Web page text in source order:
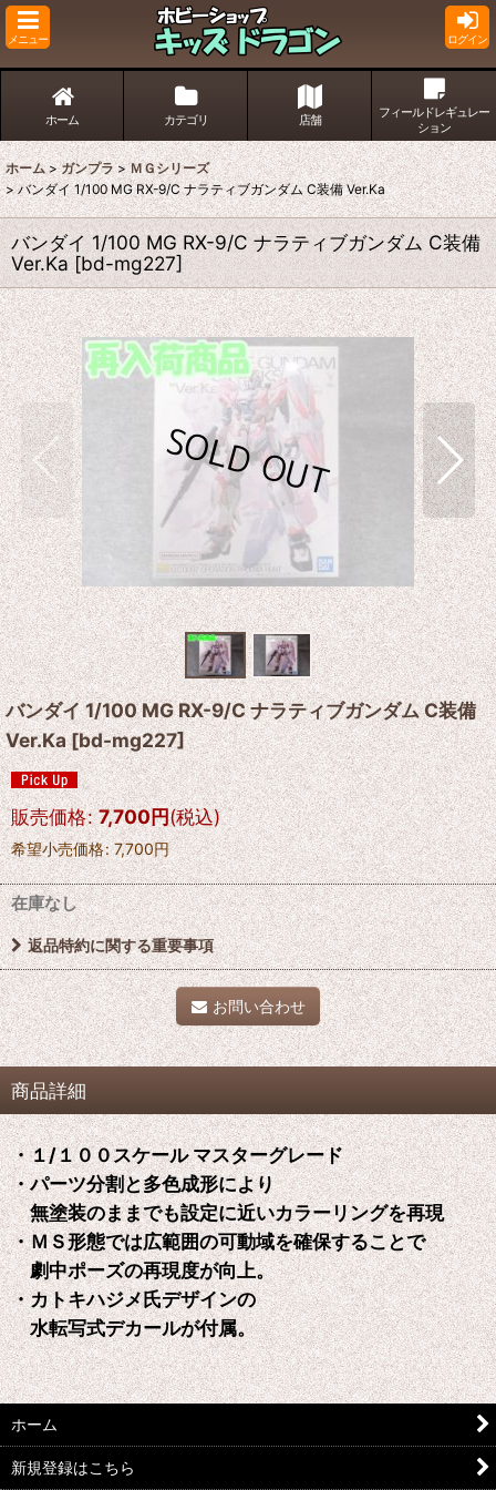
メニュー ログイン
ホーム カテゴリ 店舗
フィールドレギュレー
ション
ホーム > ガンプラ > ＭＧシリーズ
> バンダイ 1/100 MG RX-9/C ナラティブガンダム C装備 Ver.Ka
バンダイ 1/100 MG RX-9/C ナラティブガンダム C装備
Ver.Ka [bd-mg227]
バンダイ 1/100 MG RX-9/C ナラティブガンダム C装備
Ver.Ka[bd-mg227]
販売価格: 7,700円(税込)
希望小売価格: 7,700円
在庫なし
返品特約に関する重要事項
お問い合わせ
商品詳細
・１/１００スケール マスターグレード
・パーツ分割と多色成形により
無塗装のままでも設定に近いカラーリングを再現
・ＭＳ形態では広範囲の可動域を確保することで
劇中ポーズの再現度が向上。
・カトキハジメ氏デザインの
水転写式デカールが付属。
ホーム
新規登録はこちら